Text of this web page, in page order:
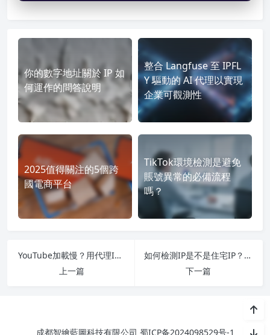
你的數字地址關於 IP 如
何運作的問答說明
整合 Langfuse 至 IPFL
Y 驅動的 AI 代理以實現
企業可觀測性
2025值得關注的5個跨
國電商平台
TikTok環境檢測是避免
賬號異常的必備流程
嗎？
YouTube加載慢？用代理IP可以加速嗎？
上一篇
如何檢測IP是不是住宅IP？IP純淨度關乎你的業務存活率！
下一篇
成都智繪藍圖科技有限公司 蜀ICP备2024098529号-1